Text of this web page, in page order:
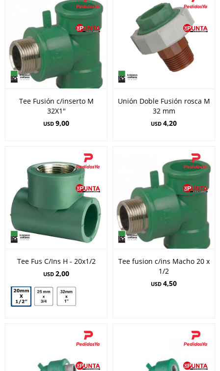
Tee Fusión c/inserto M
32X1"
USD 9,00
Unión Doble Fusión rosca M
32 mm
USD 4,20
Tee Fus C/Ins H - 20x1/2
USD 2,00
Tee fusion c/ins Macho 20 x
1/2
USD 4,50